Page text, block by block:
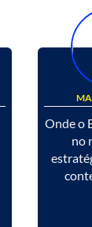
Onde o
no